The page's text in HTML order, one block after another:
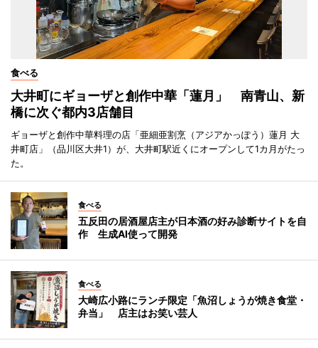
食べる
大井町にギョーザと創作中華「蓮月」 南青山、新
橋に次ぐ都内3店舗目
ギョーザと創作中華料理の店「亜細亜割烹（アジアかっぽう）蓮月 大
井町店」（品川区大井1）が、大井町駅近くにオープンして1カ月がたっ
た。
食べる
五反田の居酒屋店主が日本酒の好み診断サイトを自
作 生成AI使って開発
食べる
大崎広小路にランチ限定「魚沼しょうが焼き食堂・
弁当」 店主はお笑い芸人